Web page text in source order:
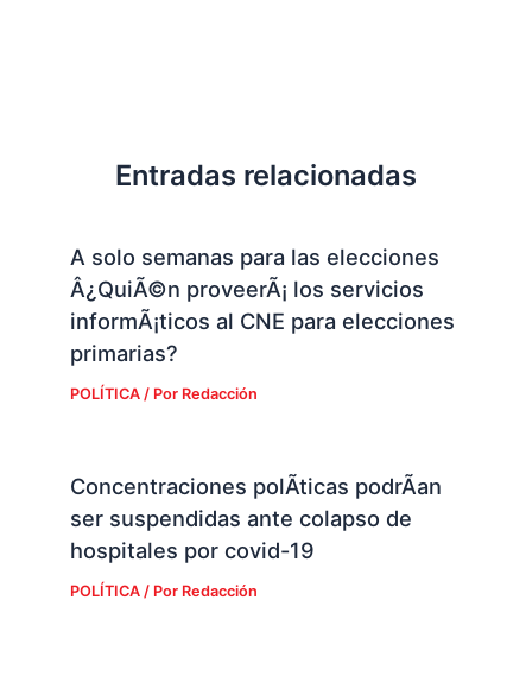
Entradas relacionadas
A solo semanas para las elecciones
Â¿QuiÃ©n proveerÃ¡ los servicios
informÃ¡ticos al CNE para elecciones
primarias?
POLÍTICA/ Por Redacción
Concentraciones polÃ­ticas podrÃ­an
ser suspendidas ante colapso de
hospitales por covid-19
POLÍTICA/ Por Redacción